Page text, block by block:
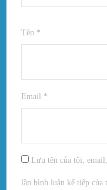
Tên *
Email *
Lưu tên của tôi,
lần bình luận kế tiếp của